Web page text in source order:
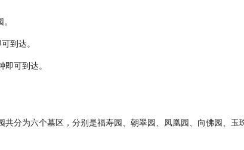
到达。
可到达。
分为六个墓区，分别是福寿园、朝翠园、凤凰园、向佛园、